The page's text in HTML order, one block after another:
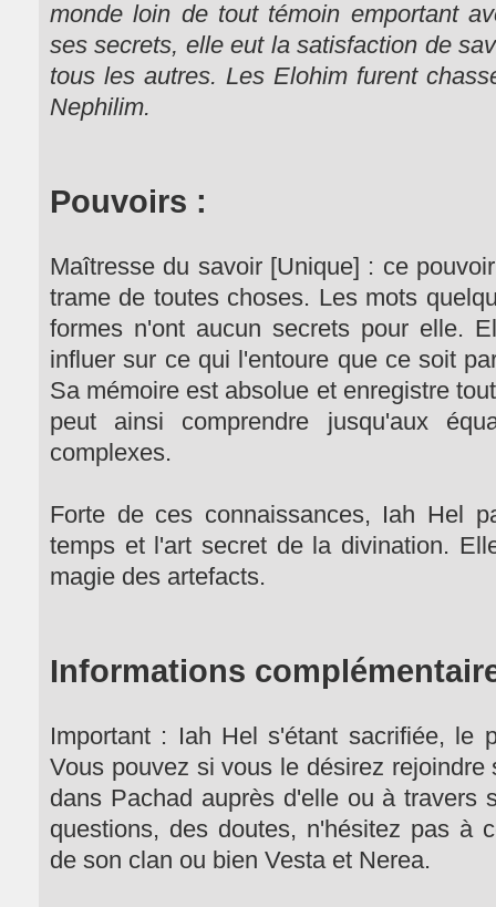
monde loin de tout témoin emportant
ses secrets, elle eut la satisfaction de
tous les autres. Les Elohim furent
Nephilim.
Pouvoirs :
Maîtresse du savoir [Unique] : ce
trame de toutes choses. Les mots
formes n'ont aucun secrets pour elle.
influer sur ce qui l'entoure que ce soit
Sa mémoire est absolue et enregistre
peut ainsi comprendre jusqu'aux
complexes.
Forte de ces connaissances, Iah Hel
temps et l'art secret de la divination.
magie des artefacts.
Informations
Important : Iah Hel s'étant sacrifiée, le
Vous pouvez si vous le désirez
dans Pachad auprès d'elle ou à travers
questions, des doutes, n'hésitez pas à
de son clan ou bien Vesta et Nerea.